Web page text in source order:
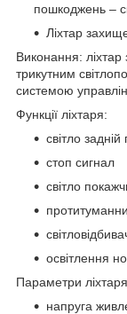
пошкоджень –
Ліхтар
Виконання: ліхтар
трикутним
системою
Функції ліхтаря:
світло
стоп сигнал
світло
освітлення
Параметри
напруга